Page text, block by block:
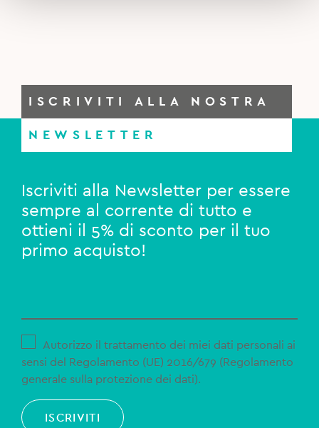
ISCRIVITI ALLA NOSTRA
NEWSLETTER
Iscriviti alla Newsletter per essere
sempre al corrente di tutto e
ottieni il 5% di sconto per il tuo
primo acquisto!
Autorizzo il trattamento dei miei dati personali ai
sensi del Regolamento (UE) 2016/679 (Regolamento
generale sulla protezione dei dati).
ISCRIVITI